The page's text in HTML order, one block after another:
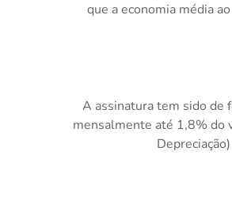
que a economia média
A assinatura tem sido de
mensalmente até 1,8% do